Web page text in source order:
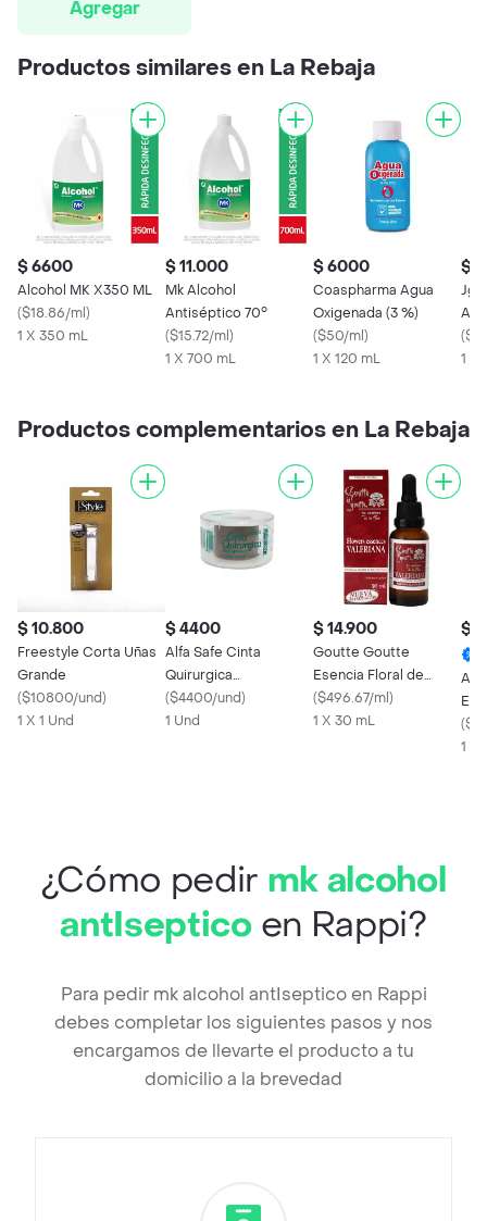
Agregar
Productos similares en La Rebaja
$ 6600
Alcohol MK X350 ML
($18.86/ml)
1 X 350 mL
$ 11.000
Mk Alcohol
Antiséptico 70°
($15.72/ml)
1 X 700 mL
$ 6000
Coaspharma Agua
Oxigenada (3 %)
($50/ml)
1 X 120 mL
$
(
1 X
Productos complementarios en La Rebaja
$ 10.800
Freestyle Corta Uñas
Grande
($10800/und)
1 X 1 Und
$ 4400
Alfa Safe Cinta
Quirurgica
Microporosa
($4400/und)
1 Und
$ 14.900
Goutte Goutte
Esencia Floral de
Valeriana
($496.67/ml)
1 X 30 mL
$
(
1 X
¿Cómo pedir mk alcohol
antIsepticoen Rappi?
Para pedir mk alcohol antIseptico en Rappi
debes completar los siguientes pasos y nos
encargamos de llevarte el producto a tu
domicilio a la brevedad